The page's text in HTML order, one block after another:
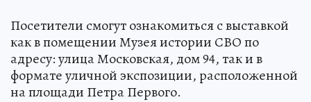
Посетители смогут ознакомиться с выставкой
как в помещении Музея истории СВО по
адресу: улица Московская, дом 94, так и в
формате уличной экспозиции, расположенной
на площади Петра Первого.